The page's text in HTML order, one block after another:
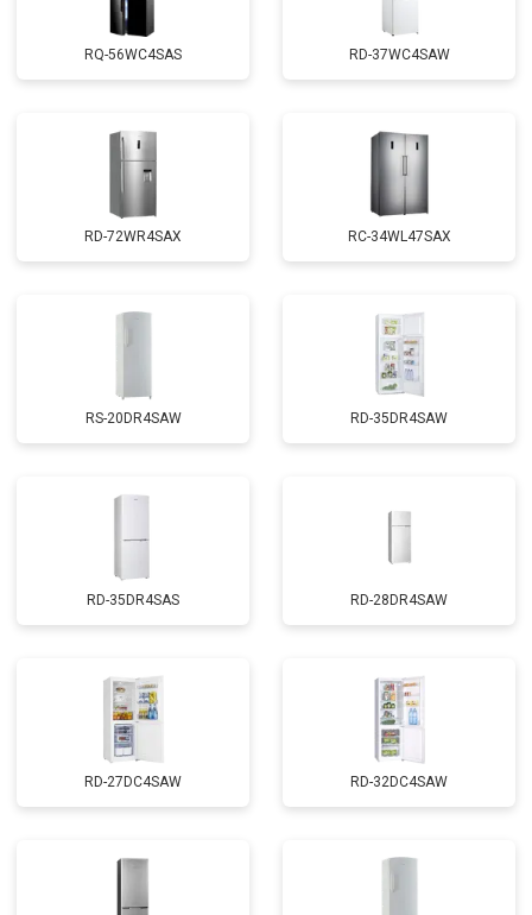
RQ-56WC4SAS RD-37WC4SAW
RD-72WR4SAX RС-34WL47SAX
RS-20DR4SAW RD-35DR4SAW
RD-35DR4SAS RD-28DR4SAW
RD-27DC4SAW RD-32DC4SAW